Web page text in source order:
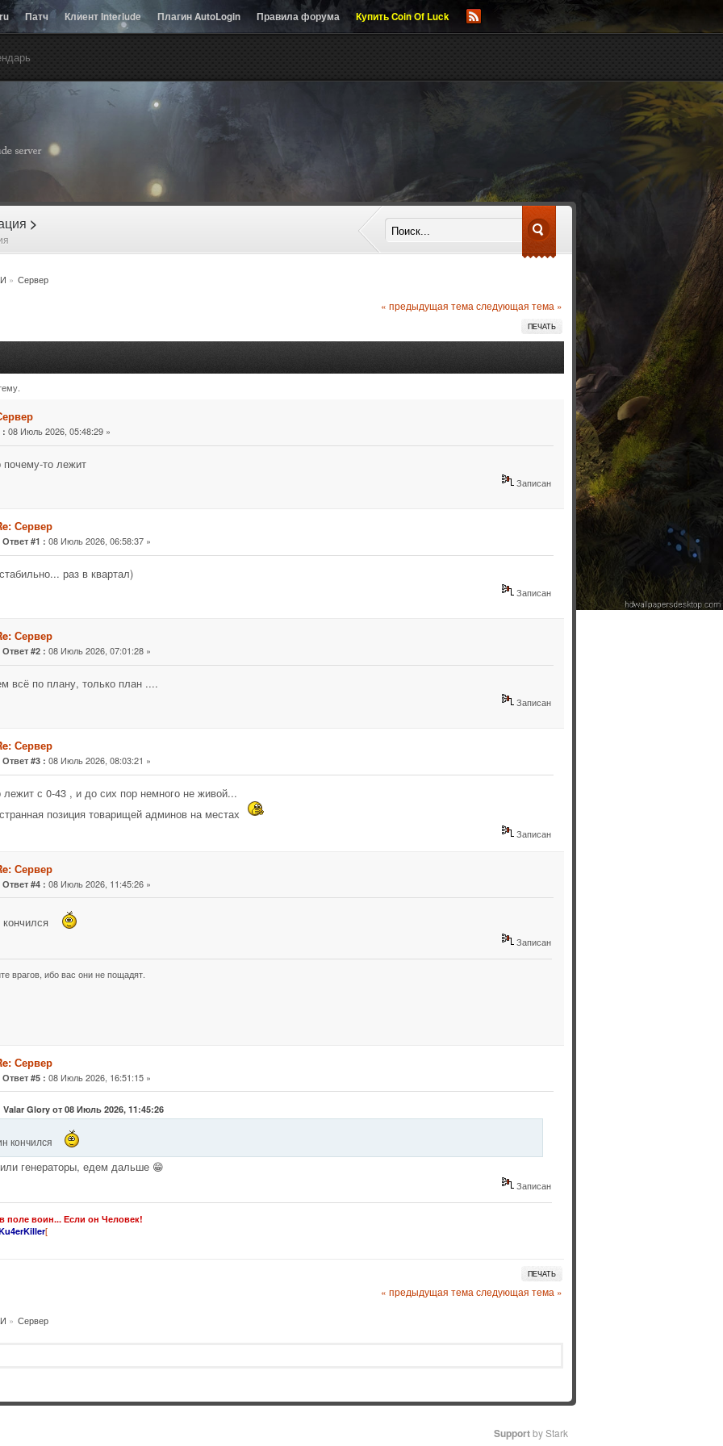
Патч Клиент Interlude Плагин AutoLogin Правила форума Купить Coin Of Luck
>
» Сервер
« предыдущая тема следующая тема »
ПЕЧАТЬ
: 08 Июль 2026, 05:48:29 »
почему-то лежит
Записан
Сервер
Ответ #1 : 08 Июль 2026, 06:58:37 »
раз в квартал)
Записан
Сервер
Ответ #2 : 08 Июль 2026, 07:01:28 »
всё по плану, только план ....
Записан
Сервер
Ответ #3 : 08 Июль 2026, 08:03:21 »
лежит с 0-43 , и до сих пор немного не живой...
позиция товарищей админов на местах
Записан
Сервер
Ответ #4 : 08 Июль 2026, 11:45:26 »
Записан
врагов, ибо вас они не пощадят.
Сервер
Ответ #5 : 08 Июль 2026, 16:51:15 »
Valar Glory от 08 Июль 2026, 11:45:26
кончился
генераторы, едем дальше 😁
Записан
поле воин... Если он Человек!
[
ПЕЧАТЬ
« предыдущая тема следующая тема »
» Сервер
Supportby Stark